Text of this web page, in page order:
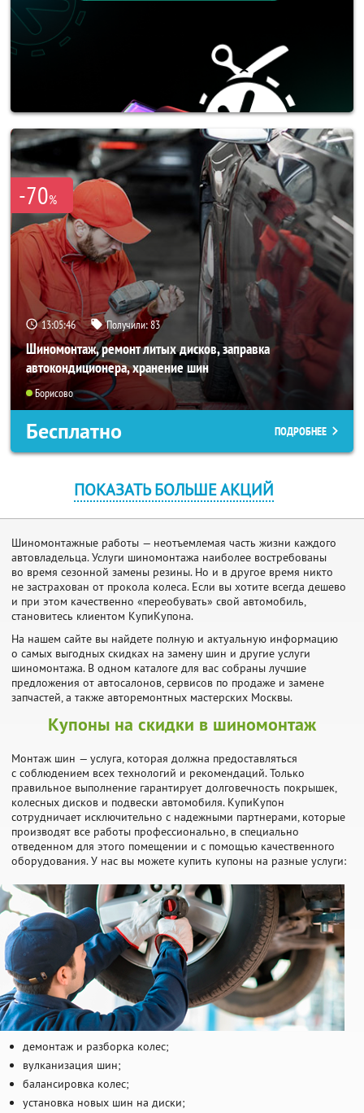
-70%
13:05:46 Получили:83
Шиномонтаж, ремонт литых дисков, заправка
автокондиционера, хранение шин
Борисово
Бесплатно ПОДРОБНЕЕ
ПОКАЗАТЬ БОЛЬШЕ АКЦИЙ
Шиномонтажные работы — неотъемлемая часть жизни каждого
автовладельца. Услуги шиномонтажа наиболее востребованы
во время сезонной замены резины. Но и в другое время никто
не застрахован от прокола колеса. Если вы хотите всегда дешево
и при этом качественно «переобувать» свой автомобиль,
становитесь клиентом КупиКупона.
На нашем сайте вы найдете полную и актуальную информацию
о самых выгодных скидках на замену шин и другие услуги
шиномонтажа. В одном каталоге для вас собраны лучшие
предложения от автосалонов, сервисов по продаже и замене
запчастей, а также авторемонтных мастерских Москвы.
Купоны на скидки в шиномонтаж
Монтаж шин — услуга, которая должна предоставляться
с соблюдением всех технологий и рекомендаций. Только
правильное выполнение гарантирует долговечность покрышек,
колесных дисков и подвески автомобиля. КупиКупон
сотрудничает исключительно с надежными партнерами, которые
производят все работы профессионально, в специально
отведенном для этого помещении и с помощью качественного
оборудования. У нас вы можете купить купоны на разные услуги:
демонтаж и разборка колес;
вулканизация шин;
балансировка колес;
установка новых шин на диски;